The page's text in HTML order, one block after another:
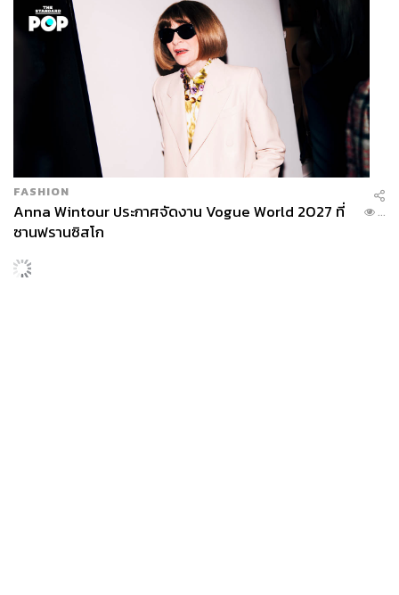
FASHION
Anna Wintour ประกาศจัดงาน Vogue World 2027 ที่
ซานฟรานซิสโก
...